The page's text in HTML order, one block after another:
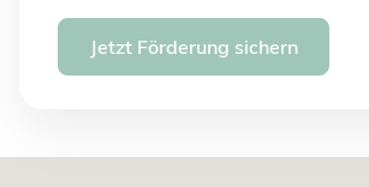
Jetzt Förderung sichern